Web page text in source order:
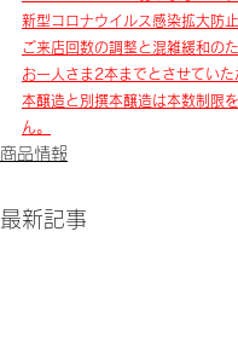
新型コロナウイルス感染拡大防
ご来店回数の調整と混雑緩和のた
お一人さま2本までとさせていた
本醸造と別撰本醸造は本数制限
ん。
商品情報
最新記事